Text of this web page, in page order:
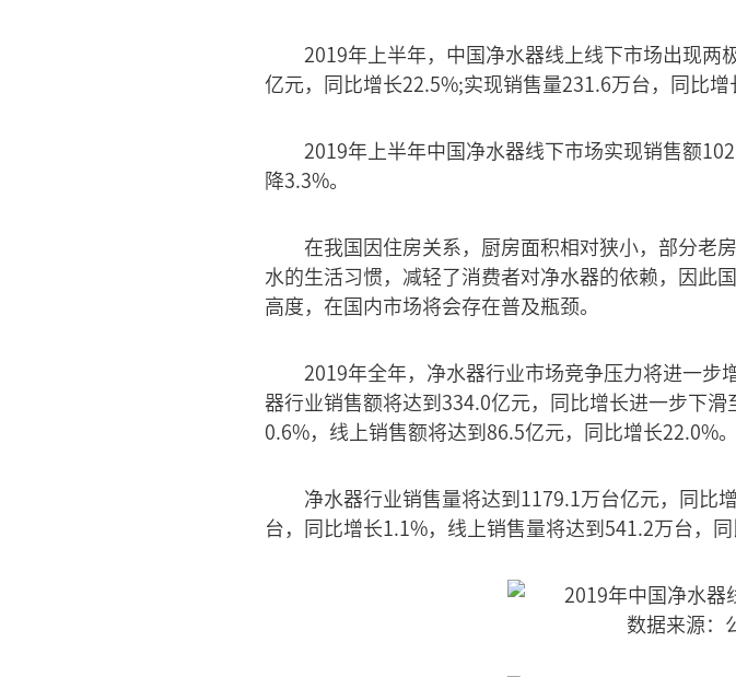
2019年上半年，中国净水器线上线下市场出现
亿元，同比增长22.5%;实现销售量231.6万台，同比增
2019年上半年中国净水器线下市场实现销售额
降3.3%。
在我国因住房关系，厨房面积相对狭小，部分老
水的生活习惯，减轻了消费者对净水器的依赖，因此
高度，在国内市场将会存在普及瓶颈。
2019年全年，净水器行业市场竞争压力将进一
器行业销售额将达到334.0亿元，同比增长进一步下
0.6%，线上销售额将达到86.5亿元，同比增长22.0%。
净水器行业销售量将达到1179.1万台亿元，同比
台，同比增长1.1%，线上销售量将达到541.2万台，同
数据来源：